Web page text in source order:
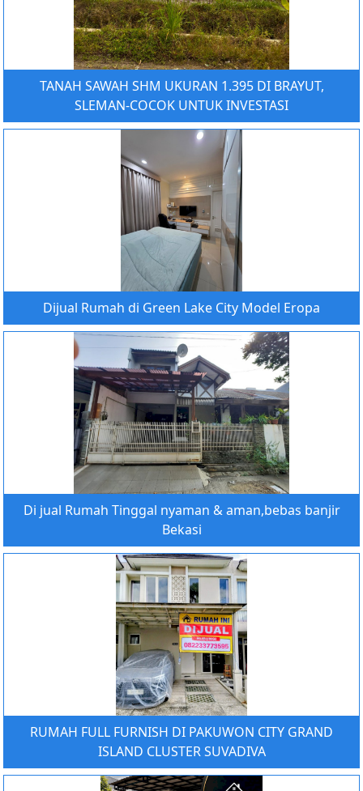
TANAH SAWAH SHM UKURAN 1.395 DI BRAYUT,
SLEMAN-COCOK UNTUK INVESTASI
Dijual Rumah di Green Lake City Model Eropa
Di jual Rumah Tinggal nyaman & aman,bebas banjir
Bekasi
RUMAH FULL FURNISH DI PAKUWON CITY GRAND
ISLAND CLUSTER SUVADIVA